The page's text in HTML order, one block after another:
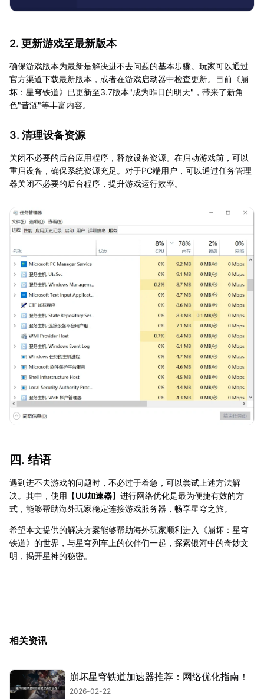
2. 更新游戏至最新版本
确保游戏版本为最新是解决进不去问题的基本步骤。玩家可以通过
官方渠道下载最新版本，或者在游戏启动器中检查更新。目前《崩
坏：星穹铁道》已更新至3.7版本"成为昨日的明天"，带来了新角
色"昔涟"等丰富内容。
3. 清理设备资源
关闭不必要的后台应用程序，释放设备资源。在启动游戏前，可以
重启设备，确保系统资源充足。对于PC端用户，可以通过任务管理
器关闭不必要的后台程序，提升游戏运行效率。
四. 结语
遇到进不去游戏的问题时，不必过于着急，可以尝试上述方法解
决。其中，使用【UU加速器】进行网络优化是最为便捷有效的方
式，能够帮助海外玩家稳定连接游戏服务器，畅享星穹之旅。
希望本文提供的解决方案能够帮助海外玩家顺利进入《崩坏：星穹
铁道》的世界，与星穹列车上的伙伴们一起，探索银河中的奇妙文
明，揭开星神的秘密。
相关资讯
崩坏星穹铁道加速器推荐：网络优化指南！
2026-02-22